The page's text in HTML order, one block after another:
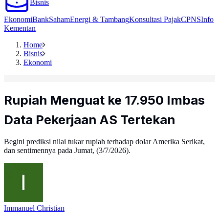
Bisnis
EkonomiBankSahamEnergi & TambangKonsultasi PajakCPNSInfo
Kementan
Home
Bisnis
Ekonomi
Rupiah Menguat ke 17.950 Imbas
Data Pekerjaan AS Tertekan
Begini prediksi nilai tukar rupiah terhadap dolar Amerika Serikat,
dan sentimennya pada Jumat, (3/7/2026).
Immanuel Christian